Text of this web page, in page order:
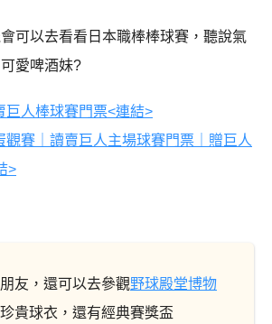
可以去看看日本職棒棒球賽，聽說氣
愛啤酒妹?
巨人棒球賽門票<連結>
觀賽｜讀賣巨人主場球賽門票｜贈巨人
>
友，還可以去參觀野球殿堂博物
貴球衣，還有經典賽獎盃